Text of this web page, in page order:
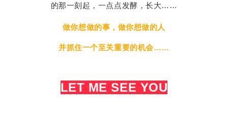
的那一刻起，一点点发酵，长大……
做你想做的事，做你想做的人
并抓住一个至关重要的机会……
LET ME SEE YOU